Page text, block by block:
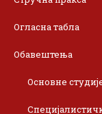
Огласна табла
Обавештења
Основне